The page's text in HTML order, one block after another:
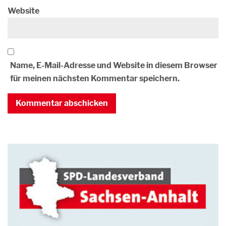
Website
Name, E-Mail-Adresse und Website in diesem Browser
für meinen nächsten Kommentar speichern.